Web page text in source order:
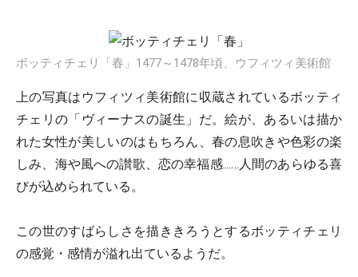
ボッティチェリ「春」1477～1478年頃、ウフィツィ美術館
上の写真はウフィツィ美術館に収蔵されているボッティ
チェリの「ヴィーナスの誕生」だ。絵が、あるいは描か
れた女性が美しいのはもちろん、春の息吹きや色彩の楽
しみ、海や風への讃歌、恋の幸福感……人間のあらゆる喜
びが込められている。
この世のすばらしさを描ききろうとするボッティチェリ
の感覚・感情が溢れ出ているようだ。